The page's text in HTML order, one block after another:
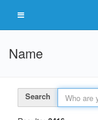
Name
Search